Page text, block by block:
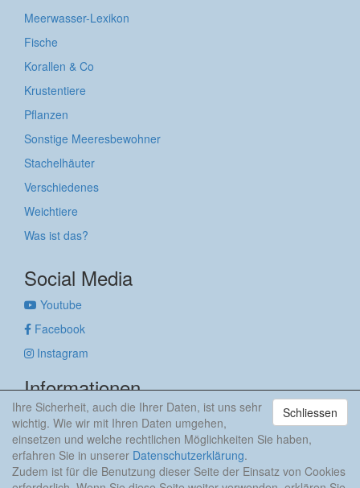
Meerwasser-Lexikon
Fische
Korallen & Co
Krustentiere
Pflanzen
Sonstige Meeresbewohner
Stachelhäuter
Verschiedenes
Weichtiere
Was ist das?
Social Media
Youtube
Facebook
Instagram
Informationen
Impressum
Datenschutzerklärung
anker & meehr
Schliessen
Ihre Sicherheit, auch die Ihrer Daten, ist uns sehr
wichtig. Wie wir mit Ihren Daten umgehen,
einsetzen und welche rechtlichen Möglichkeiten Sie haben,
erfahren Sie in unserer Datenschutzerklärung.
Zudem ist für die Benutzung dieser Seite der Einsatz von Cookies